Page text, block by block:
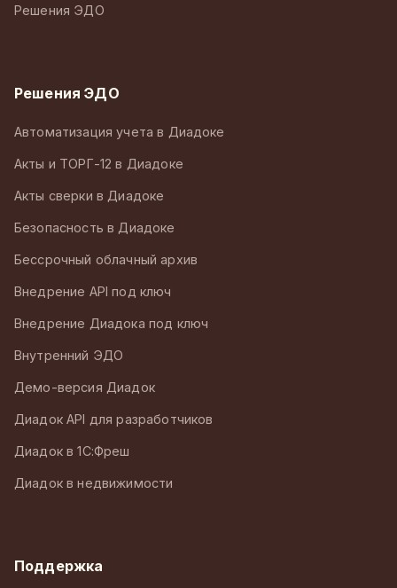
Решения ЭДО
Решения ЭДО
Автоматизация учета в Диадоке
Акты и ТОРГ-12 в Диадоке
Акты сверки в Диадоке
Безопасность в Диадоке
Бессрочный облачный архив
Внедрение API под ключ
Внедрение Диадока под ключ
Внутренний ЭДО
Демо-версия Диадок
Диадок API для разработчиков
Диадок в 1С:Фреш
Диадок в недвижимости
Поддержка